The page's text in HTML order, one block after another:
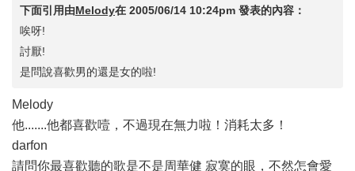
下面引用由Melody在 2005/06/14 10:24pm 發表的內容：
唉呀!
討厭!
是問說喜歡男的還是女的啦!
Melody
他.......他都喜歡噎，不過現在無力啦！消耗太多！
darfon
請問你最喜歡聽的歌是不是周華健 寂寞的眼，不然怎會愛